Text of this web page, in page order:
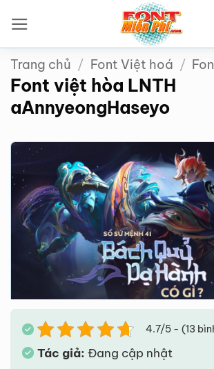
qua
nội
dung
Trang chủ / Font Việt hoá /
Font việt hòa LNTH
aAnnyeongHaseyo
4.7/5 - (13
Tác giả: Đang cập nhật